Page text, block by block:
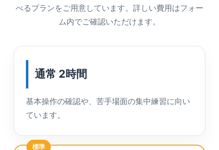
べるプランをご用意しています。詳しい費用はフォー
ム内でご確認いただけます。
通常 2時間
基本操作の確認や、苦手場面の集中練習に向い
ています。
標準